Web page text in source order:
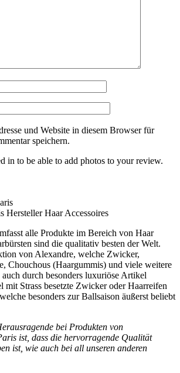
und Website in diesem Browser für
speichern.
in to be able to add photos to your review.
alle Produkte im Bereich von Haar
sind die qualitativ besten der Welt.
von Alexandre, welche Zwicker,
Chouchous (Haargummis) und viele weitere
durch besonders luxuriöse Artikel
mit Strass besetzte Zwicker oder Haarreifen
besonders zur Ballsaison äußerst beliebt
bei Produkten von
ist, dass die hervorragende Qualität
ist, wie auch bei all unseren anderen